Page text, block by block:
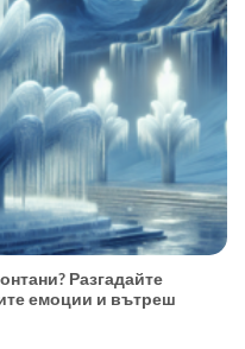
Разгадайте
емоции и вътреш